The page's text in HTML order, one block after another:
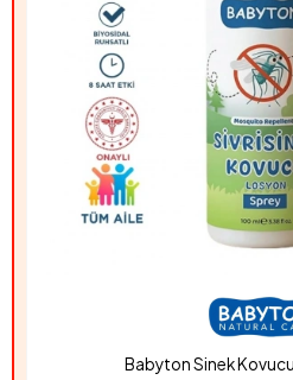
Babyton Sinek